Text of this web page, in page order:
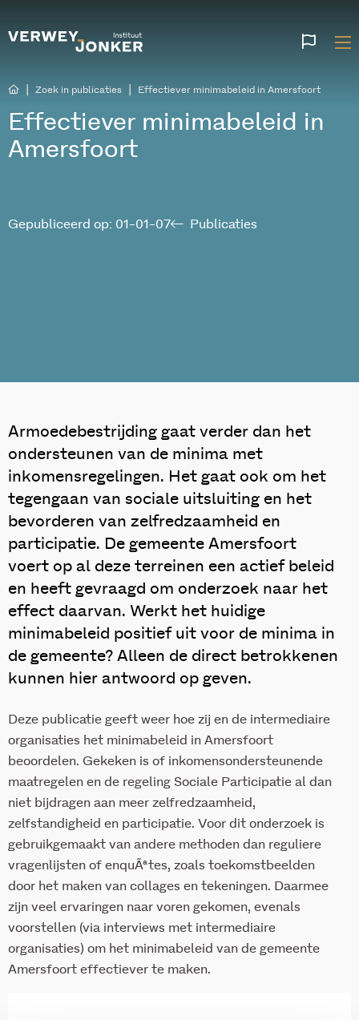
Zoek in publicaties Effectiever minimabeleid in Amersfoort
Effectiever minimabeleid in
Amersfoort
Publicaties
Gepubliceerd op: 01-01-07
Armoedebestrijding gaat verder dan het
ondersteunen van de minima met
inkomensregelingen. Het gaat ook om het
tegengaan van sociale uitsluiting en het
bevorderen van zelfredzaamheid en
participatie. De gemeente Amersfoort
voert op al deze terreinen een actief beleid
en heeft gevraagd om onderzoek naar het
effect daarvan. Werkt het huidige
minimabeleid positief uit voor de minima in
de gemeente? Alleen de direct betrokkenen
kunnen hier antwoord op geven.
Deze publicatie geeft weer hoe zij en de intermediaire
organisaties het minimabeleid in Amersfoort
beoordelen. Gekeken is of inkomensondersteunende
maatregelen en de regeling Sociale Participatie al dan
niet bijdragen aan meer zelfredzaamheid,
zelfstandigheid en participatie. Voor dit onderzoek is
gebruikgemaakt van andere methoden dan reguliere
vragenlijsten of enquÃªtes, zoals toekomstbeelden
door het maken van collages en tekeningen. Daarmee
zijn veel ervaringen naar voren gekomen, evenals
voorstellen (via interviews met intermediaire
organisaties) om het minimabeleid van de gemeente
Amersfoort effectiever te maken.